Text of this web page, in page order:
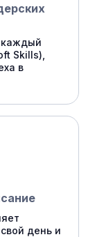
каждый
Skills),
в
день и